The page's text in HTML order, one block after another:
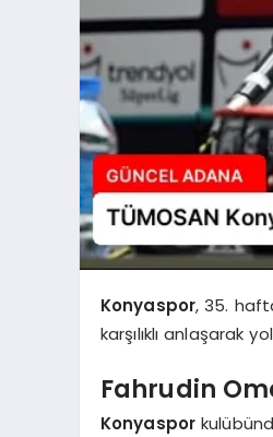
Konyaspor, 35.
karşılıklı anlaşarak
Fahrudin
Konyaspor